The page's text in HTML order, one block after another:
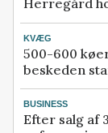
Herregård
KVÆG
500-600
beskeden
BUSINESS
Efter salg af